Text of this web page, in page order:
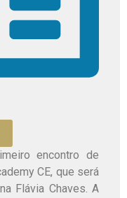
encontro de
CE, que será
Flávia Chaves. A